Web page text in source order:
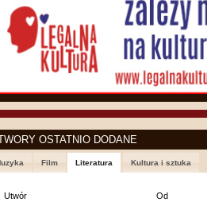
OSTATNIO DODANE
Film Literatura Kultura i sztuka
Utwór
Od